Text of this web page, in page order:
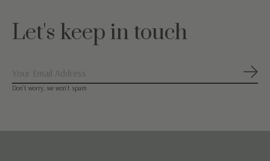
Let's keep in touch
Don’t worry, we won’t spam